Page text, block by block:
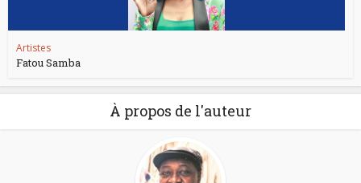
Artistes
Fatou Samba
À propos de l'auteur